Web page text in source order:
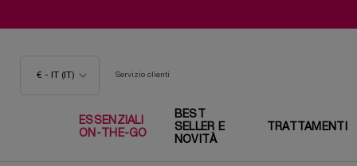
€ - IT (IT) Servizio clienti
ESSENZIALI
ON-THE-GO
BEST
SELLER E
NOVITÀ
TRATTAMENTI